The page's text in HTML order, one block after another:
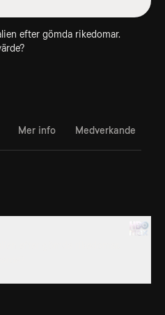
efter gömda rikedomar.
Mer info Medverkande